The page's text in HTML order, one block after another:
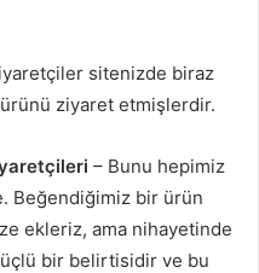
sitenizde biraz
ziyaret etmişlerdir.
– Bunu hepimiz
Beğendiğimiz bir ürün
ekleriz, ama nihayetinde
bir belirtisidir ve bu